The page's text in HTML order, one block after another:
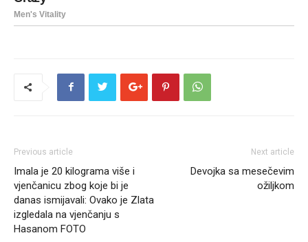
Previous article
Imala je 20 kilograma više i
vjenčanicu zbog koje bi je
danas ismijavali: Ovako je Zlata
izgledala na vjenčanju s
Hasanom FOTO
Next article
Devojka sa mesečevim
ožiljkom